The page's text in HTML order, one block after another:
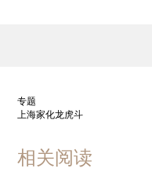
专题
上海家化龙虎斗
相关阅读